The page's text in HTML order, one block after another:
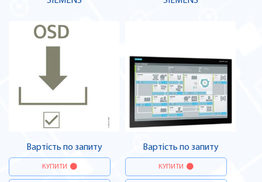
Вартість по запиту
КУПИТИ
Вартість по запиту
КУПИТИ